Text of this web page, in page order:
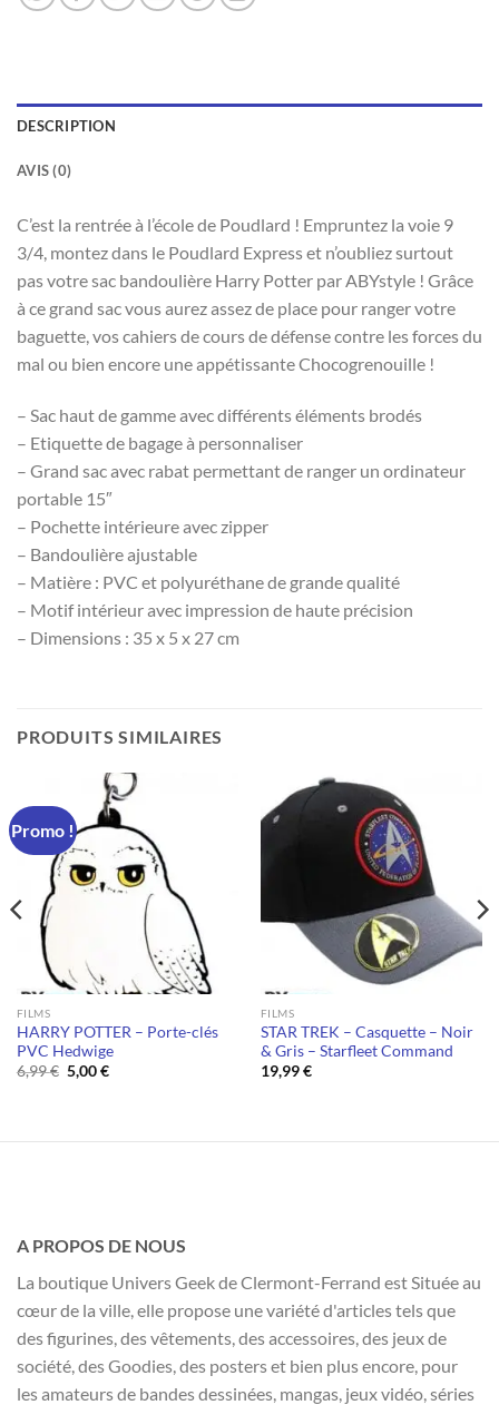
DESCRIPTION
AVIS (0)
C’est la rentrée à l’école de Poudlard ! Empruntez la voie 9
3/4, montez dans le Poudlard Express et n’oubliez surtout
pas votre sac bandoulière Harry Potter par ABYstyle ! Grâce
à ce grand sac vous aurez assez de place pour ranger votre
baguette, vos cahiers de cours de défense contre les forces du
mal ou bien encore une appétissante Chocogrenouille !
– Sac haut de gamme avec différents éléments brodés
– Etiquette de bagage à personnaliser
– Grand sac avec rabat permettant de ranger un ordinateur
portable 15″
– Pochette intérieure avec zipper
– Bandoulière ajustable
– Matière : PVC et polyuréthane de grande qualité
– Motif intérieur avec impression de haute précision
– Dimensions : 35 x 5 x 27 cm
PRODUITS SIMILAIRES
Promo !
FILMS
HARRY POTTER – Porte-clés
PVC Hedwige
6,99€ Le
prix
5,00€Le
FILMS
STAR TREK – Casquette – Noir
& Gris – Starfleet Command
19,99€
A PROPOS DE NOUS
La boutique Univers Geek de Clermont-Ferrand est Située au
cœur de la ville, elle propose une variété d'articles tels que
des figurines, des vêtements, des accessoires, des jeux de
société, des Goodies, des posters et bien plus encore, pour
les amateurs de bandes dessinées, mangas, jeux vidéo, séries